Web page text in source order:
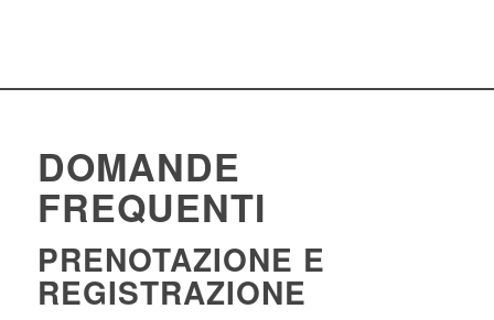
DOMANDE
FREQUENTI
PRENOTAZIONE E
REGISTRAZIONE